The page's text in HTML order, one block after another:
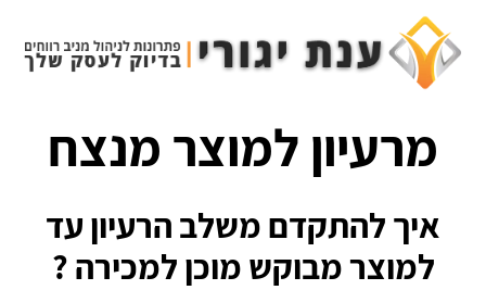
מרעיון למוצר מנצח
איך להתקדם משלב הרעיון עד
למוצר מבוקש מוכן למכירה ?